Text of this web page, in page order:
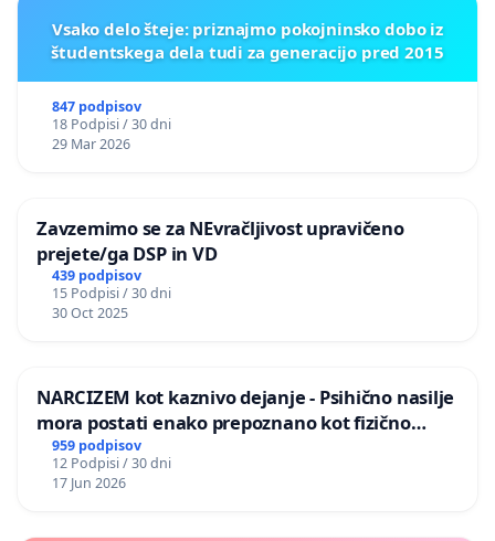
Vsako delo šteje: priznajmo pokojninsko dobo iz
študentskega dela tudi za generacijo pred 2015
847 podpisov
18 Podpisi / 30 dni
29 Mar 2026
Zavzemimo se za NEvračljivost upravičeno
prejete/ga DSP in VD
439 podpisov
15 Podpisi / 30 dni
30 Oct 2025
NARCIZEM kot kaznivo dejanje - Psihično nasilje
mora postati enako prepoznano kot fizično
nasilje
959 podpisov
12 Podpisi / 30 dni
17 Jun 2026